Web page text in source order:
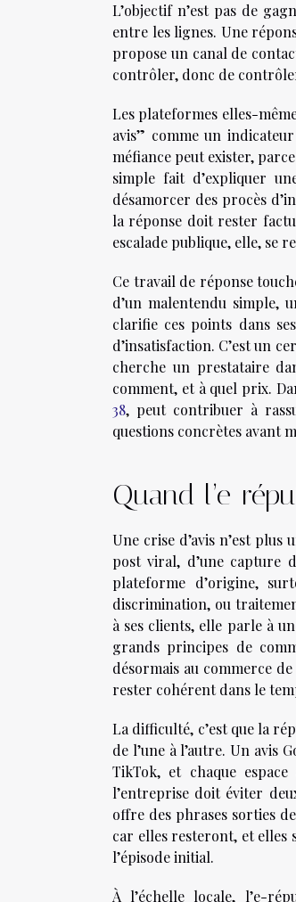
L’objectif n’est pas de
entre les lignes. Une
propose un canal de
contrôler, donc de
Les plateformes elles-
avis” comme un
méfiance peut exister,
simple fait d’expliquer
désamorcer des procès
la réponse doit rester
escalade publique, elle, se
Ce travail de réponse
d’un malentendu simple,
clarifie ces points dans
d’insatisfaction. C’est un
cherche un prestataire
comment, et à quel prix.
38, peut contribuer à
questions concrètes avant
Quand l’e-
Une crise d’avis n’est
post viral, d’une capture
plateforme d’origine,
discrimination, ou
à ses clients, elle parle à
grands principes de
désormais au commerce
rester cohérent dans le
La difficulté, c’est que la
de l’une à l’autre. Un avis
TikTok, et chaque
l’entreprise doit éviter
offre des phrases sorties
car elles resteront, et
l’épisode initial.
À l’échelle locale, l’e-